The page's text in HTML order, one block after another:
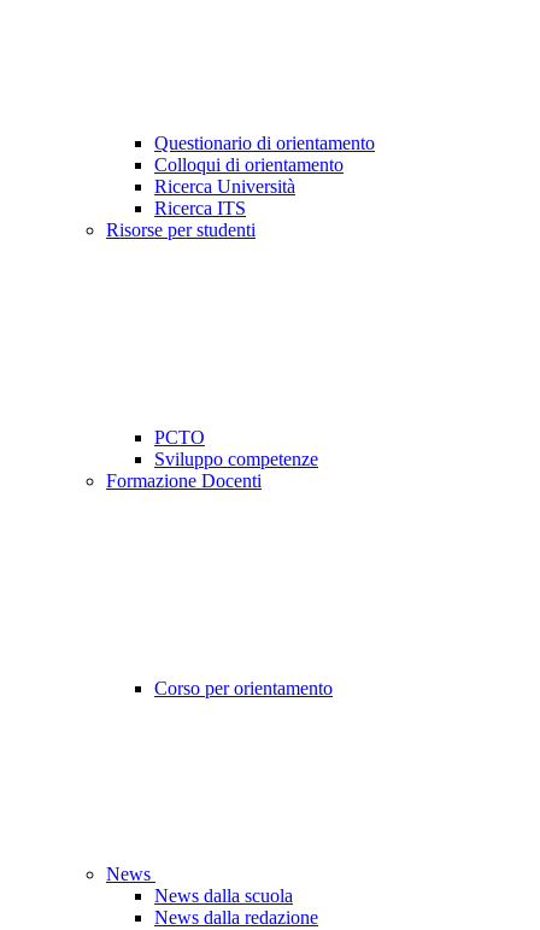
Questionario di orientamento
Colloqui di orientamento
Ricerca Università
Ricerca ITS
Risorse per studenti
PCTO
Sviluppo competenze
Formazione Docenti
Corso per orientamento
News
News dalla scuola
News dalla redazione